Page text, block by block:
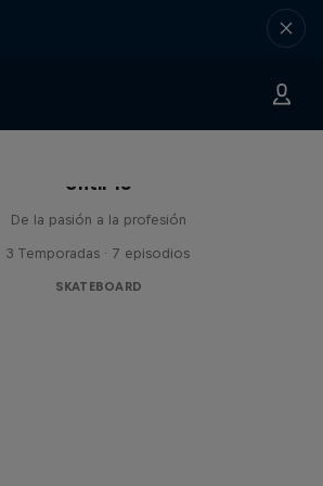
Until 18
De la pasión a la profesión
3 Temporadas · 7 episodios
SKATEBOARD